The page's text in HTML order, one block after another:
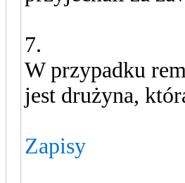
7.
W przypadku
jest drużyna,
Zapisy